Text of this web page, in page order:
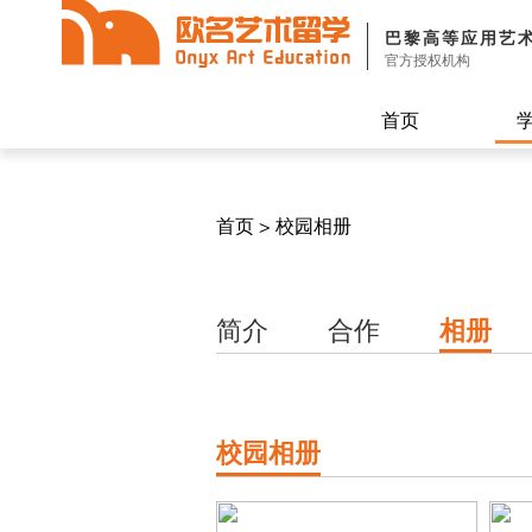
巴黎高等应用艺
官方授权机构
首页
首页 > 校园相册
简介 合作 相册
校园相册